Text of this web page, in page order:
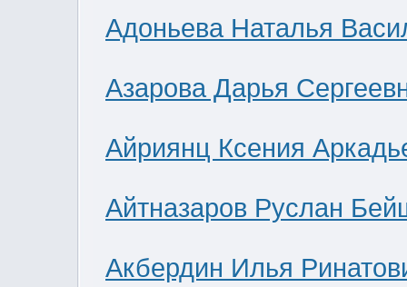
Адоньева Наталья
Азарова Дарья
Айриянц Ксения
Айтназаров Руслан
Акбердин Илья